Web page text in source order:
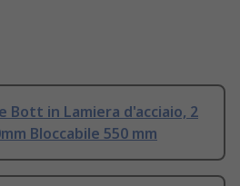
Bott in Lamiera d'acciaio, 2
Bloccabile 550 mm